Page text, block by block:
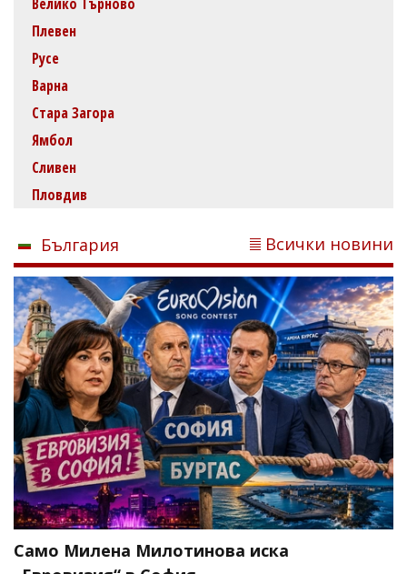
Плевен
Русе
Варна
Стара Загора
Ямбол
Сливен
Пловдив
България Всички новини
Само Милена Милотинова иска